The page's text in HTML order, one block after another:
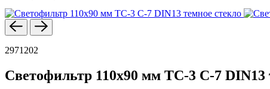
2971202
Светофильтр 110х90 мм ТС-3 С-7 DIN13